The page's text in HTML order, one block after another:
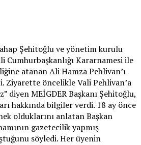
Şehitoğlu ve yönetim kurulu
Cumhurbaşkanlığı Kararnamesi ile
atanan Ali Hamza Pehlivan’ı
Ziyarette öncelikle Vali Pehlivan’a
diyen MEİGDER Başkanı Şehitoğlu,
hakkında bilgiler verdi. 18 ay önce
olduklarını anlatan Başkan
gazetecilik yapmış
söyledi. Her üyenin